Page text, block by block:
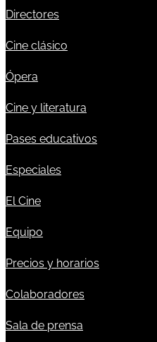
Directores
Cine clásico
Ópera
Cine y literatura
Pases educativos
Especiales
El Cine
Equipo
Precios y horarios
Colaboradores
Sala de prensa